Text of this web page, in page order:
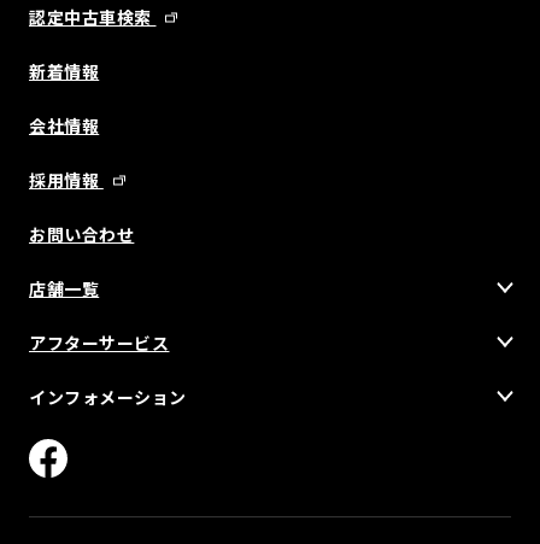
認定中古車検索
新着情報
会社情報
採用情報
お問い合わせ
店舗一覧
アフターサービス
インフォメーション